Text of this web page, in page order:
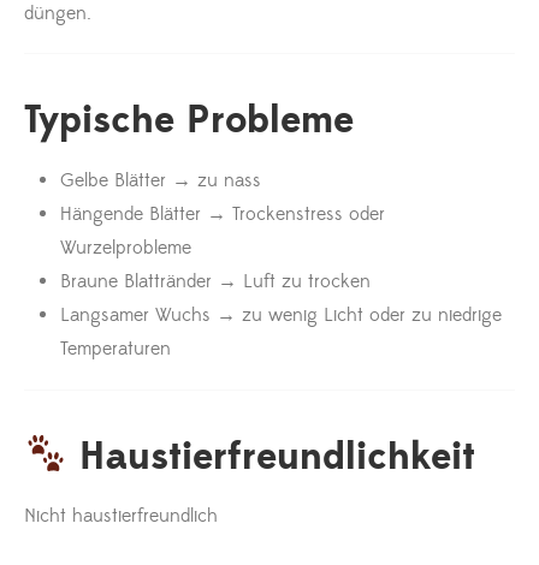
düngen.
Typische Probleme
Gelbe Blätter → zu nass
Hängende Blätter → Trockenstress oder
Wurzelprobleme
Braune Blattränder → Luft zu trocken
Langsamer Wuchs → zu wenig Licht oder zu niedrige
Temperaturen
Haustierfreundlichkeit
Nicht haustierfreundlich